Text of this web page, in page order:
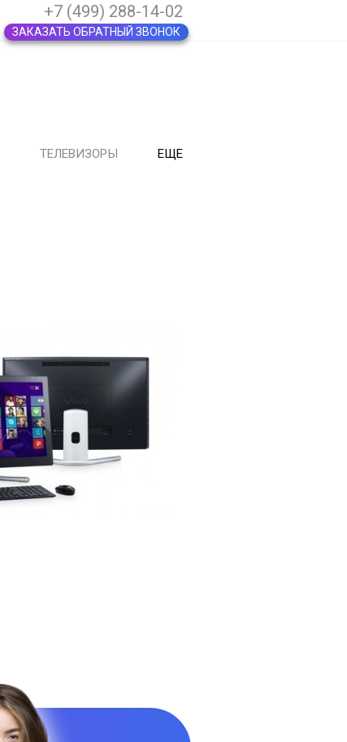
+7 (499) 288-14-02
ЗАКАЗАТЬ ОБРАТНЫЙ ЗВОНОК
ТЕЛЕВИЗОРЫ ЕЩЕ